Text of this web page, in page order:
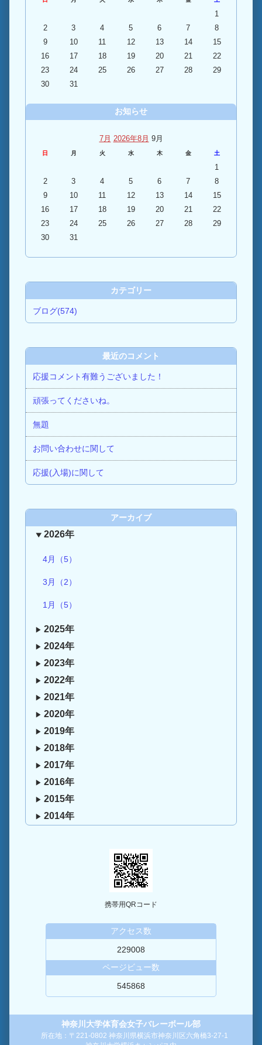
1
2
3 4 5 6 7
8
9
10 11 12 13 14
15
16
17 18 19 20 21
22
23
24 25 26 27 28
29
30
31
お知らせ
7月 2026年8月 9月
日 月 火 水 木 金 土
1
2
3 4 5 6 7
8
9
10 11 12 13 14
15
16
17 18 19 20 21
22
23
24 25 26 27 28
29
30
31
カテゴリー
ブログ(574)
最近のコメント
応援コメント有難うございました！
頑張ってくださいね。
無題
お問い合わせに関して
応援(入場)に関して
アーカイブ
2026年
4月（5）
3月（2）
1月（5）
2025年
2024年
2023年
2022年
2021年
2020年
2019年
2018年
2017年
2016年
2015年
2014年
携帯用QRコード
アクセス数
229008
ページビュー数
545868
神奈川大学体育会女子バレーボール部
所在地：〒221-0802 神奈川県横浜市神奈川区六角橋3-27-1